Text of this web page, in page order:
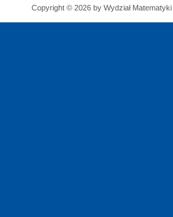
Copyright © 2026 by Wydział